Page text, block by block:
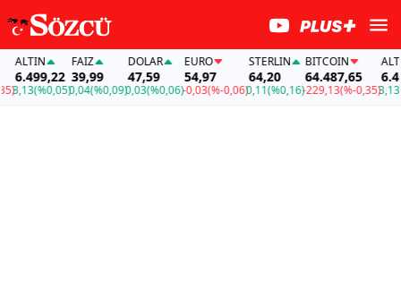
(%0,05)
FAİZ
39,99
0,04(%0,09)
DOLAR
47,59
0,03(%0,06)
EURO
54,97
-0,03(%-0,06)
STERLIN
64,20
0,11(%0,16)
BITCOIN
64.487,65
-229,13(%-0,35)
ALTIN
3,13